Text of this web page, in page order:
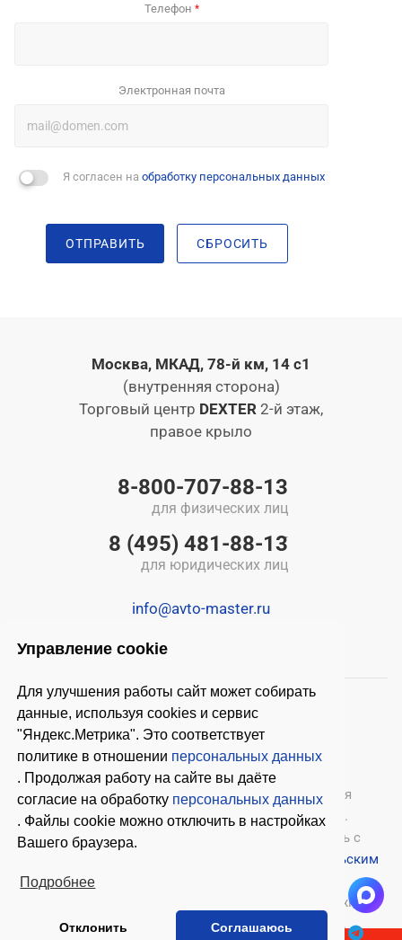
Управление cookie
Для улучшения работы сайт может собирать
данные, используя cookies и сервис
"Яндекс.Метрика". Это соответствует
политике в отношении персональных данных
. Продолжая работу на сайте вы даёте
согласие на обработку персональных данных
. Файлы cookie можно отключить в настройках
Вашего браузера.
Подробнее
Отклонить Соглашаюсь
Телефон *
Электронная почта
Я согласен на обработку персональных данных
ОТПРАВИТЬ СБРОСИТЬ
Москва, МКАД, 78-й км, 14 с1
(внутренняя сторона)
Торговый центр DEXTER 2-й этаж,
правое крыло
8-800-707-88-13
для физических лиц
8 (495) 481-88-13
для юридических лиц
info@avto-master.ru
© 2026 ООО «Автомастер»— оборудование для
автосервиса, шиномонтажное оборудование.
Оставляя заявки на нашем сайте, ознакомьтесь с
Пользовательским
Копирование материалов с этого сайта возможно
только с письменного согласия владельцев.